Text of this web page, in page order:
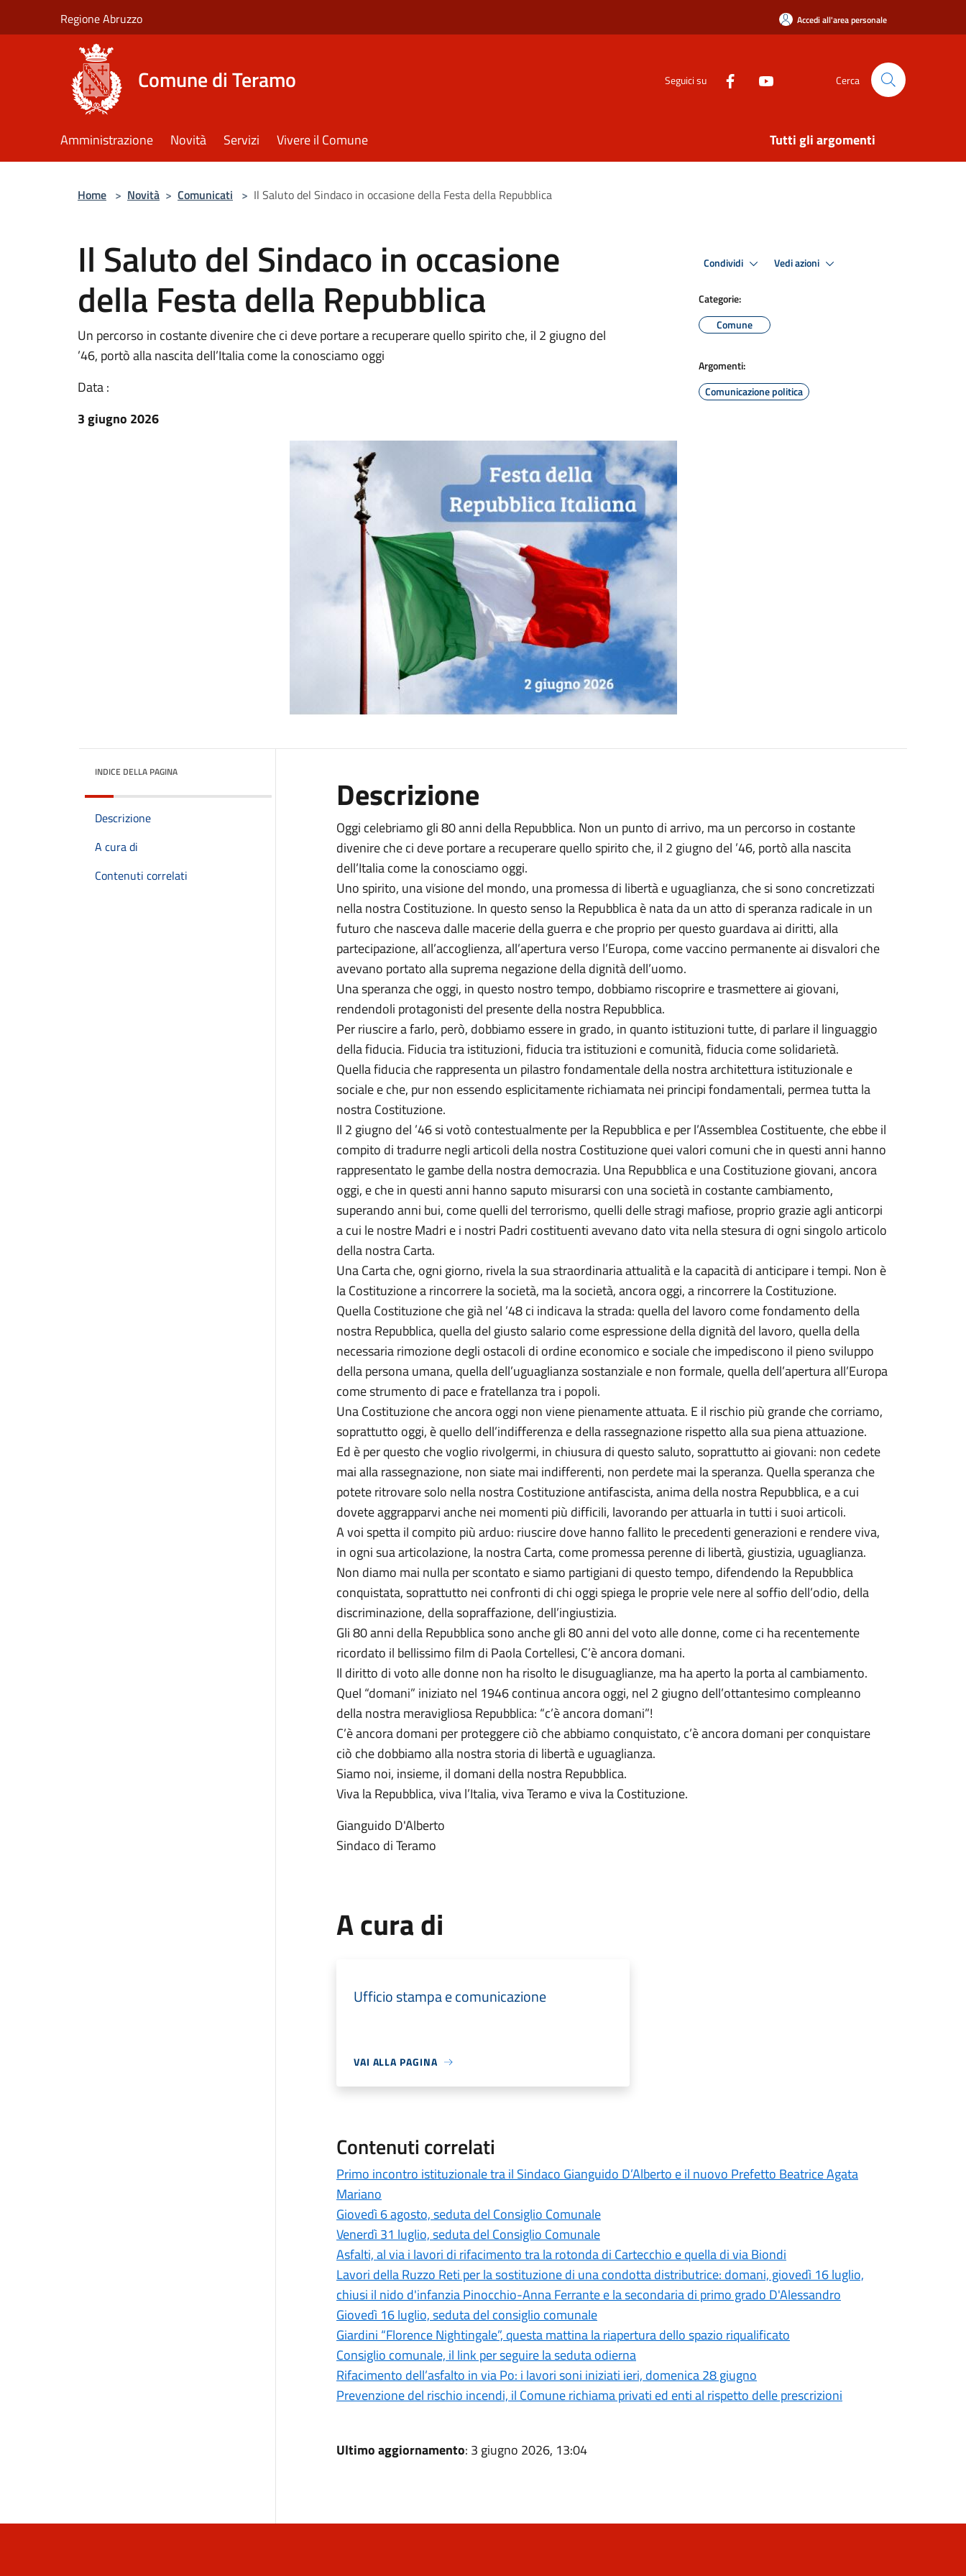
Regione Abruzzo Accedi all'area personale
Comune di Teramo Seguici su Cerca
Amministrazione Novità Servizi Vivere il Comune Tutti gli argomenti
Home > Novità > Comunicati > Il Saluto del Sindaco in occasione della Festa della Repubblica
Il Saluto del Sindaco in occasione
della Festa della Repubblica
Un percorso in costante divenire che ci deve portare a recuperare quello spirito che, il 2 giugno del
’46, portò alla nascita dell’Italia come la conosciamo oggi
Data :
3 giugno 2026
Condividi Vedi azioni
Categorie:
Comune
Argomenti:
Comunicazione politica
INDICE DELLA PAGINA
Descrizione
A cura di
Contenuti correlati
Descrizione
Oggi celebriamo gli 80 anni della Repubblica. Non un punto di arrivo, ma un percorso in costante
divenire che ci deve portare a recuperare quello spirito che, il 2 giugno del ’46, portò alla nascita
dell’Italia come la conosciamo oggi.
Uno spirito, una visione del mondo, una promessa di libertà e uguaglianza, che si sono concretizzati
nella nostra Costituzione. In questo senso la Repubblica è nata da un atto di speranza radicale in un
futuro che nasceva dalle macerie della guerra e che proprio per questo guardava ai diritti, alla
partecipazione, all’accoglienza, all’apertura verso l’Europa, come vaccino permanente ai disvalori che
avevano portato alla suprema negazione della dignità dell’uomo.
Una speranza che oggi, in questo nostro tempo, dobbiamo riscoprire e trasmettere ai giovani,
rendendoli protagonisti del presente della nostra Repubblica.
Per riuscire a farlo, però, dobbiamo essere in grado, in quanto istituzioni tutte, di parlare il linguaggio
della fiducia. Fiducia tra istituzioni, fiducia tra istituzioni e comunità, fiducia come solidarietà.
Quella fiducia che rappresenta un pilastro fondamentale della nostra architettura istituzionale e
sociale e che, pur non essendo esplicitamente richiamata nei principi fondamentali, permea tutta la
nostra Costituzione.
Il 2 giugno del ’46 si votò contestualmente per la Repubblica e per l’Assemblea Costituente, che ebbe il
compito di tradurre negli articoli della nostra Costituzione quei valori comuni che in questi anni hanno
rappresentato le gambe della nostra democrazia. Una Repubblica e una Costituzione giovani, ancora
oggi, e che in questi anni hanno saputo misurarsi con una società in costante cambiamento,
superando anni bui, come quelli del terrorismo, quelli delle stragi mafiose, proprio grazie agli anticorpi
a cui le nostre Madri e i nostri Padri costituenti avevano dato vita nella stesura di ogni singolo articolo
della nostra Carta.
Una Carta che, ogni giorno, rivela la sua straordinaria attualità e la capacità di anticipare i tempi. Non è
la Costituzione a rincorrere la società, ma la società, ancora oggi, a rincorrere la Costituzione.
Quella Costituzione che già nel ’48 ci indicava la strada: quella del lavoro come fondamento della
nostra Repubblica, quella del giusto salario come espressione della dignità del lavoro, quella della
necessaria rimozione degli ostacoli di ordine economico e sociale che impediscono il pieno sviluppo
della persona umana, quella dell’uguaglianza sostanziale e non formale, quella dell’apertura all’Europa
come strumento di pace e fratellanza tra i popoli.
Una Costituzione che ancora oggi non viene pienamente attuata. E il rischio più grande che corriamo,
soprattutto oggi, è quello dell’indifferenza e della rassegnazione rispetto alla sua piena attuazione.
Ed è per questo che voglio rivolgermi, in chiusura di questo saluto, soprattutto ai giovani: non cedete
mai alla rassegnazione, non siate mai indifferenti, non perdete mai la speranza. Quella speranza che
potete ritrovare solo nella nostra Costituzione antifascista, anima della nostra Repubblica, e a cui
dovete aggrapparvi anche nei momenti più difficili, lavorando per attuarla in tutti i suoi articoli.
A voi spetta il compito più arduo: riuscire dove hanno fallito le precedenti generazioni e rendere viva,
in ogni sua articolazione, la nostra Carta, come promessa perenne di libertà, giustizia, uguaglianza.
Non diamo mai nulla per scontato e siamo partigiani di questo tempo, difendendo la Repubblica
conquistata, soprattutto nei confronti di chi oggi spiega le proprie vele nere al soffio dell’odio, della
discriminazione, della sopraffazione, dell’ingiustizia.
Gli 80 anni della Repubblica sono anche gli 80 anni del voto alle donne, come ci ha recentemente
ricordato il bellissimo film di Paola Cortellesi, C’è ancora domani.
Il diritto di voto alle donne non ha risolto le disuguaglianze, ma ha aperto la porta al cambiamento.
Quel “domani” iniziato nel 1946 continua ancora oggi, nel 2 giugno dell’ottantesimo compleanno
della nostra meravigliosa Repubblica: “c’è ancora domani”!
C’è ancora domani per proteggere ciò che abbiamo conquistato, c’è ancora domani per conquistare
ciò che dobbiamo alla nostra storia di libertà e uguaglianza.
Siamo noi, insieme, il domani della nostra Repubblica.
Viva la Repubblica, viva l’Italia, viva Teramo e viva la Costituzione.
Gianguido D'Alberto
Sindaco di Teramo
A cura di
Ufficio stampa e comunicazione
VAI ALLA PAGINA
Contenuti correlati
Primo incontro istituzionale tra il Sindaco Gianguido D’Alberto e il nuovo Prefetto Beatrice Agata
Mariano
Giovedì 6 agosto, seduta del Consiglio Comunale
Venerdì 31 luglio, seduta del Consiglio Comunale
Asfalti, al via i lavori di rifacimento tra la rotonda di Cartecchio e quella di via Biondi
Lavori della Ruzzo Reti per la sostituzione di una condotta distributrice: domani, giovedì 16 luglio,
chiusi il nido d'infanzia Pinocchio-Anna Ferrante e la secondaria di primo grado D'Alessandro
Giovedì 16 luglio, seduta del consiglio comunale
Giardini “Florence Nightingale”, questa mattina la riapertura dello spazio riqualificato
Consiglio comunale, il link per seguire la seduta odierna
Rifacimento dell’asfalto in via Po: i lavori soni iniziati ieri, domenica 28 giugno
Prevenzione del rischio incendi, il Comune richiama privati ed enti al rispetto delle prescrizioni
Ultimo aggiornamento: 3 giugno 2026, 13:04